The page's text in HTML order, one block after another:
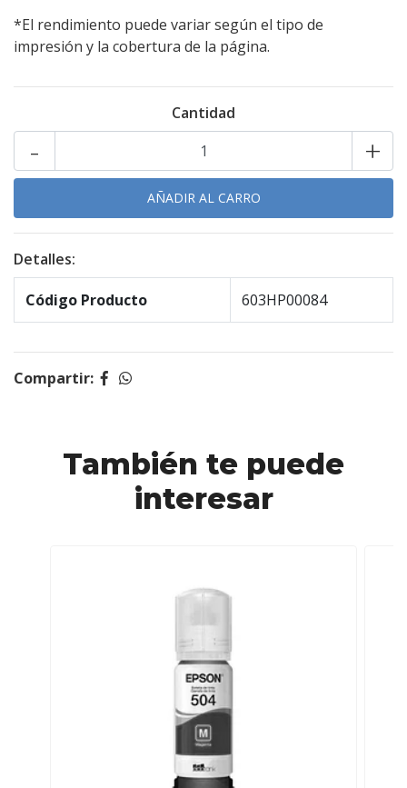
*El rendimiento puede variar según el tipo de
impresión y la cobertura de la página.
Cantidad
+
-
Detalles:
Código Producto 603HP00084
Compartir:
También te puede
interesar